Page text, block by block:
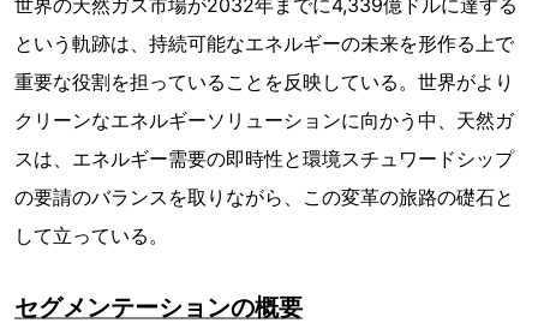
という軌跡は、持続可能なエネルギーの未来を形作る上で
重要な役割を担っていることを反映している。世界がより
クリーンなエネルギーソリューションに向かう中、天然ガ
スは、エネルギー需要の即時性と環境スチュワードシップ
の要請のバランスを取りながら、この変革の旅路の礎石と
して立っている。
セグメンテーションの概要